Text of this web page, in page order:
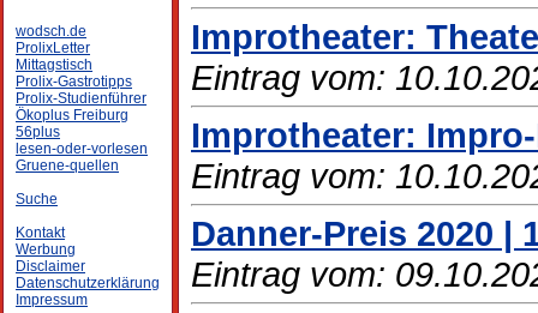
wodsch.de
ProlixLetter
Mittagstisch
Prolix-Gastrotipps
Prolix-Studienführer
Ökoplus Freiburg
56plus
lesen-oder-vorlesen
Gruene-quellen
Suche
Kontakt
Werbung
Disclaimer
Datenschutzerklärung
Impressum
Improtheater:
Eintrag vom:
Improtheater:
Eintrag vom:
Danner-Preis 2020 |
Eintrag vom: